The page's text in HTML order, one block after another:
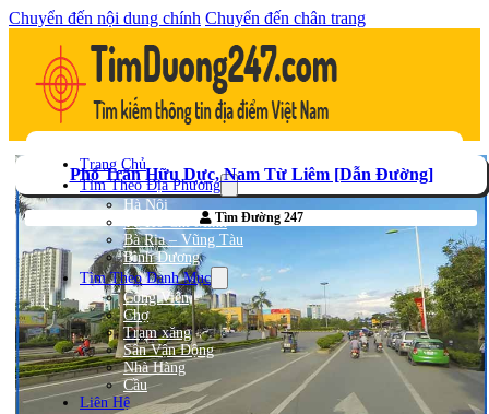
Chuyển đến nội dung chính Chuyển đến chân trang
Trang Chủ
Tìm Theo Địa Phương
Hà Nội
TP Hồ Chí Minh
Bà Rịa – Vũng Tàu
Bình Dương
Tìm Theo Danh Mục
Công Viên
Chợ
Trạm xăng
Sân Vận Động
Nhà Hàng
Cầu
Liên Hệ
Phố Trần Hữu Dực, Nam Từ Liêm [Dẫn Đường]
Tìm Đường 247